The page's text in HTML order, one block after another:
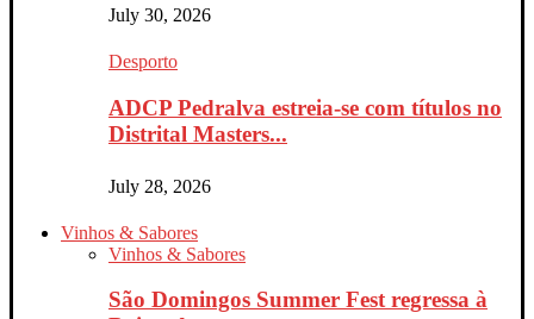
July 30, 2026
Desporto
ADCP Pedralva estreia-se com títulos no
Distrital Masters...
July 28, 2026
Vinhos & Sabores
Vinhos & Sabores
São Domingos Summer Fest regressa à